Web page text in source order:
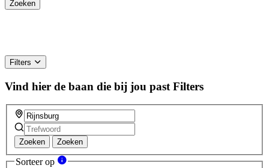
Filters
Vind hier de baan die bij jou past Filters
Zoeken Zoeken
Sorteer op